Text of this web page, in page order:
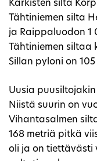
Kärkisten silta
Tähtiniemen silta
ja Raippaluodon 1
Tähtiniemen siltaa
Sillan pyloni on
Uusia
Niistä suurin on
Vihantasalmen
168 metriä pitkä
oli ja on tiettävästi